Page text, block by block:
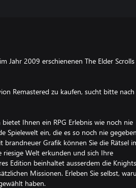
Jahr 2009 erschienenen The Elder
Remastered zu kaufen, sucht bitte nach
Ihnen ein RPG Erlebnis wie noch nie
Spielewelt ein, die es so noch nie gegeben
Grafik können Sie die Rätsel
riesige Welt erkunden und sich Ihre
Edition beinhaltet ausserdem die
Missionen. Erleben Sie selbst,
haben.